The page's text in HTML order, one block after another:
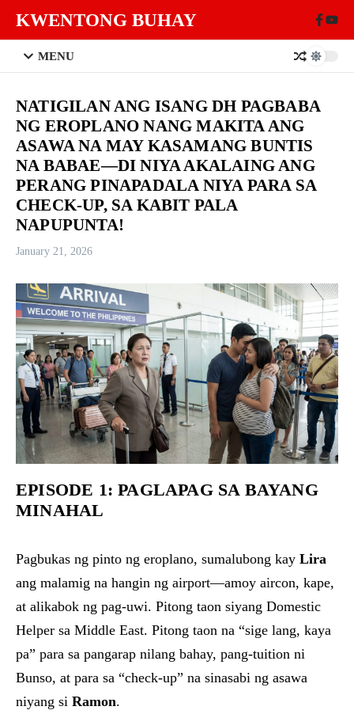
KWENTONG BUHAY
MENU
NATIGILAN ANG ISANG DH PAGBABA
NG EROPLANO NANG MAKITA ANG
ASAWA NA MAY KASAMANG BUNTIS
NA BABAE—DI NIYA AKALAING ANG
PERANG PINAPADALA NIYA PARA SA
CHECK-UP, SA KABIT PALA
NAPUPUNTA!
January 21, 2026
EPISODE 1: PAGLAPAG SA BAYANG
MINAHAL
Pagbukas ng pinto ng eroplano, sumalubong kay Lira
ang malamig na hangin ng airport—amoy aircon, kape,
at alikabok ng pag-uwi. Pitong taon siyang Domestic
Helper sa Middle East. Pitong taon na “sige lang, kaya
pa” para sa pangarap nilang bahay, pang-tuition ni
Bunso, at para sa “check-up” na sinasabi ng asawa
niyang si Ramon.